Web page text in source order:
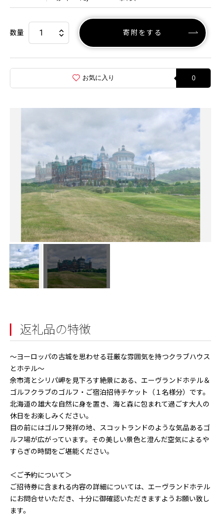
数量 寄附をする
お気に入り 0
返礼品の特徴
～ヨーロッパの古城を思わせる荘厳な雰囲気を持つクラブハウス
とホテル～
余市湾とシリパ岬を見下ろす絶景にある、エーヴランドホテル＆
ゴルフクラブのゴルフ・ご宿泊招待チケット（１名様分）です。
北海道の雄大な自然に身を置き、海と森に包まれて過ごす大人の
休日をお楽しみください。
目の前にはゴルフ発祥の地、スコットランドのような気品あるゴ
ルフ場が広がっています。その美しい景色と澄んだ空気によるや
すらぎの時間をご堪能ください。
＜ご予約について＞
ご招待券に含まれる内容の詳細については、エーヴランドホテル
にお問合せいただき、十分に御確認いただきますようお願い致し
ます。